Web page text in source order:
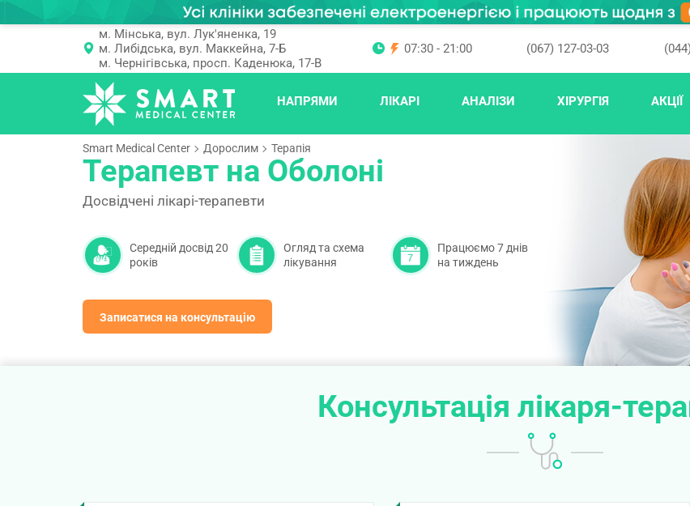
м. Мінська, вул. Лук'яненка, 19
м. Либідська, вул. Маккейна, 7-Б
м. Чернігівська, просп. Каденюка, 17-В
07:30 - 21:00 (067) 127-03-03
НАПРЯМИ ЛІКАРІ АНАЛІЗИ ХІРУРГІЯ АКЦІЇ
Smart Medical Center Дорослим Терапія
Терапевт на Оболоні
Досвідчені лікарі-терапевти
Середній досвід 20
років
Огляд та схема
лікування
Працюємо 7 днів
на тиждень
Записатися на консультацію
Консультація лікаря-